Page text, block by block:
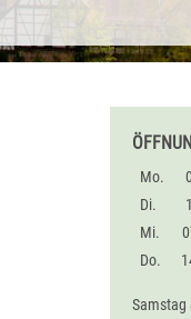
Mo.
Di.
Mi.
Do.
Samstag